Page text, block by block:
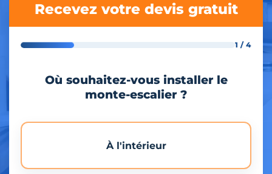
Recevez votre devis gratuit
1 / 4
Où souhaitez-vous installer le
monte-escalier ?
À l'intérieur